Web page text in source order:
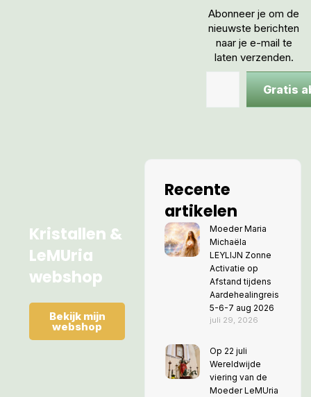
Abonneer je om de
nieuwste berichten
naar je e-mail te
laten verzenden.
Gratis
Recente
artikelen
Moeder Maria
Michaëla
LEYLIJN Zonne
Activatie op
Afstand tijdens
Aardehealingreis
5-6-7 aug 2026
juli 29, 2026
Op 22 juli
Wereldwijde
viering van de
Moeder LeMUria
Kristallen &
LeMUria
webshop
Bekijk mijn
webshop